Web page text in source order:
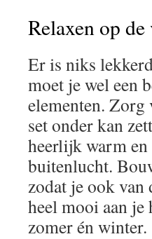
Relaxen op de
Er is niks
moet je wel een
elementen. Zorg
set onder kan
heerlijk warm en
buitenlucht.
zodat je ook van
heel mooi aan
zomer én winter.